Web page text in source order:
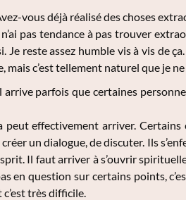
vous déjà réalisé des choses
n’ai pas tendance à pas trouver
Je reste assez humble vis à vis de
mais c’est tellement naturel que je
arrive parfois que certaines
effectivement arriver. Certains
un dialogue, de discuter. Ils
Il faut arriver à s’ouvrir
en question sur certains points,
très difficile.